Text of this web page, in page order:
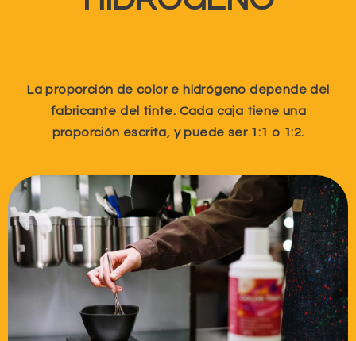
La proporción de color e hidrógeno depende del
fabricante del tinte. Cada caja tiene una
proporción escrita, y puede ser 1:1 o 1:2.